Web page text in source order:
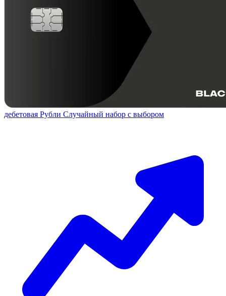
дебетовая Рубли Случайный набор с выбором